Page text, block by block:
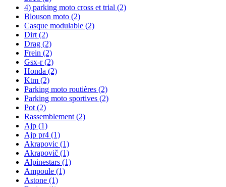
4) parking moto cross et trial (2)
Blouson moto (2)
Casque modulable (2)
Dirt (2)
Drag (2)
Frein (2)
Gsx-r(2)
Honda (2)
Ktm (2)
Parking moto routières (2)
Parking moto sportives (2)
Pot (2)
Rassemblement (2)
Ajp (1)
Ajp pr4 (1)
Akrapovic (1)
Akrapovič (1)
Alpinestars (1)
Ampoule (1)
Astone (1)